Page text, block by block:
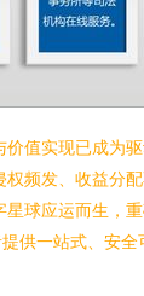
价值实现已成为
权频发、收益分
星球应运而生，
供一站式、安全